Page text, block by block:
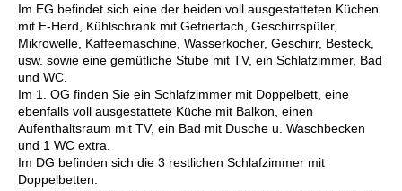
Im EG befindet sich eine der beiden voll ausgestatteten Küchen
mit E-Herd, Kühlschrank mit Gefrierfach, Geschirrspüler,
Mikrowelle, Kaffeemaschine, Wasserkocher, Geschirr, Besteck,
usw. sowie eine gemütliche Stube mit TV, ein Schlafzimmer, Bad
und WC.
Im 1. OG finden Sie ein Schlafzimmer mit Doppelbett, eine
ebenfalls voll ausgestattete Küche mit Balkon, einen
Aufenthaltsraum mit TV, ein Bad mit Dusche u. Waschbecken
und 1 WC extra.
Im DG befinden sich die 3 restlichen Schlafzimmer mit
Doppelbetten.